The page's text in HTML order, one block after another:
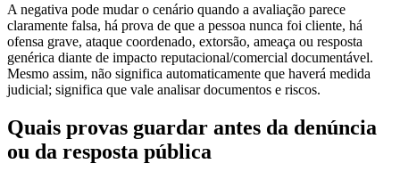
A negativa pode mudar o cenário quando a avaliação parece
claramente falsa, há prova de que a pessoa nunca foi cliente, há
ofensa grave, ataque coordenado, extorsão, ameaça ou resposta
genérica diante de impacto reputacional/comercial documentável.
Mesmo assim, não significa automaticamente que haverá medida
judicial; significa que vale analisar documentos e riscos.
Quais provas guardar antes da denúncia
ou da resposta pública